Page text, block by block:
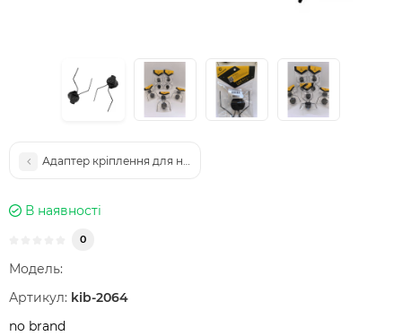
Адаптер кріплення для навшуників
В наявності
0
Модель:
Артикул: kib-2064
no brand